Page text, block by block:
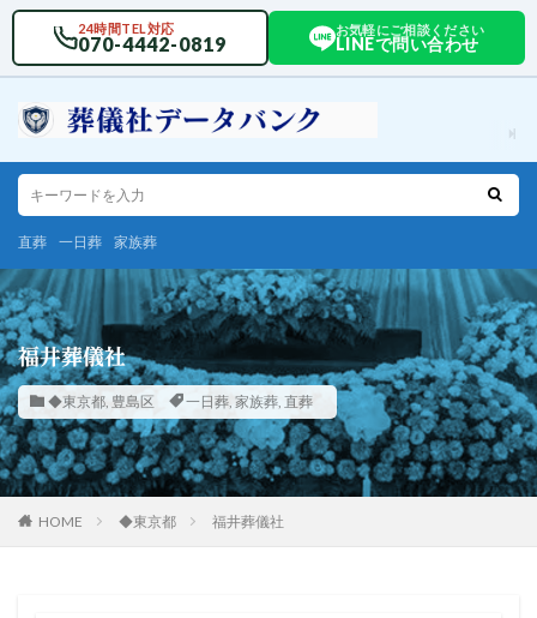
24時間TEL対応
070-4442-0819
お気軽にご相談ください
LINEで問い合わせ
直葬 一日葬 家族葬
福井葬儀社
◆東京都, 豊島区 一日葬, 家族葬, 直葬
HOME ◆東京都 福井葬儀社